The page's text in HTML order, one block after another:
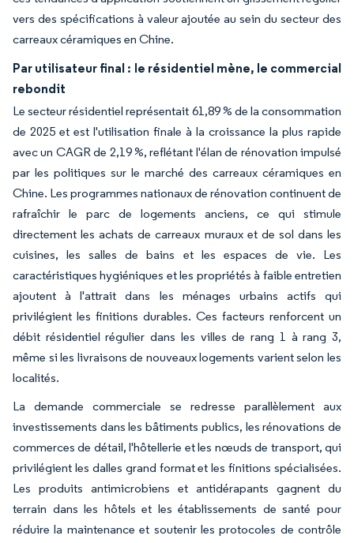
vers des spécifications à valeur ajoutée au sein du secteur des
carreaux céramiques en Chine.
Par utilisateur final : le résidentiel mène, le commercial
rebondit
Le secteur résidentiel représentait 61,89 % de la consommation
de 2025 et est l'utilisation finale à la croissance la plus rapide
avec un CAGR de 2,19 %, reflétant l'élan de rénovation impulsé
par les politiques sur le marché des carreaux céramiques en
Chine. Les programmes nationaux de rénovation continuent de
rafraîchir le parc de logements anciens, ce qui stimule
directement les achats de carreaux muraux et de sol dans les
cuisines, les salles de bains et les espaces de vie. Les
caractéristiques hygiéniques et les propriétés à faible entretien
ajoutent à l'attrait dans les ménages urbains actifs qui
privilégient les finitions durables. Ces facteurs renforcent un
débit résidentiel régulier dans les villes de rang 1 à rang 3,
même si les livraisons de nouveaux logements varient selon les
localités.
La demande commerciale se redresse parallèlement aux
investissements dans les bâtiments publics, les rénovations de
commerces de détail, l'hôtellerie et les nœuds de transport, qui
privilégient les dalles grand format et les finitions spécialisées.
Les produits antimicrobiens et antidérapants gagnent du
terrain dans les hôtels et les établissements de santé pour
réduire la maintenance et soutenir les protocoles de contrôle